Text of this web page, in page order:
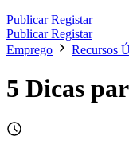
PublicarRegistar
PublicarRegistar
Emprego
Recursos
5 Dicas